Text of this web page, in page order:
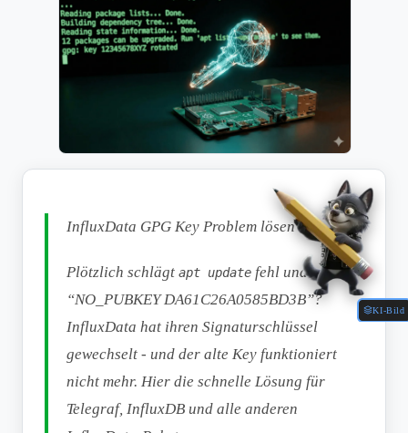
KI-Bild
InfluxData GPG Key Problem lösen
Plötzlich schlägt apt update fehl und meldet
“NO_PUBKEY DA61C26A0585BD3B”?
InfluxData hat ihren Signaturschlüssel
gewechselt - und der alte Key funktioniert
nicht mehr. Hier die schnelle Lösung für
Telegraf, InfluxDB und alle anderen